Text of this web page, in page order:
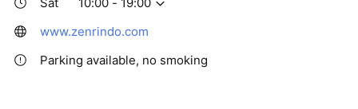
www.zenrindo.com
Parking available, no smoking